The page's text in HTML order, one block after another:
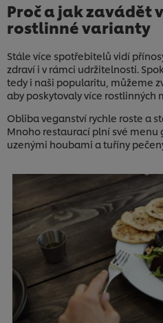
Proč a jak zavádět
rostlinné varianty
Stále více spotřebitelů vidí
zdraví i v rámci udržitelnosti.
tedy i naši popularitu, můžeme
aby poskytovaly více rostlinných
Obliba veganství rychle roste a
Mnoho restaurací plní své menu
uzenými houbami a tuříny